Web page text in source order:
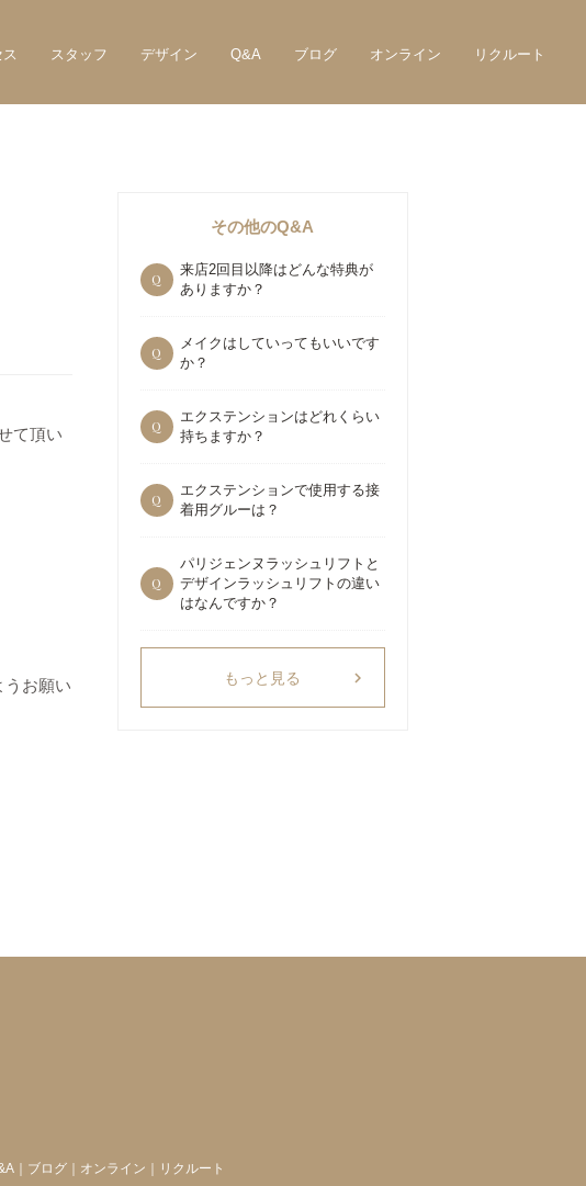
スタッフ デザイン Q&A ブログ オンライン リクルート
て頂い
うお願い
その他のQ&A
Q
来店2回目以降はどんな特典が
ありますか？
Q
メイクはしていってもいいです
か？
Q
エクステンションはどれくらい
持ちますか？
Q
エクステンションで使用する接
着用グルーは？
Q
パリジェンヌラッシュリフトと
デザインラッシュリフトの違い
はなんですか？
もっと見る chevron_right
ブログ オンライン リクルート